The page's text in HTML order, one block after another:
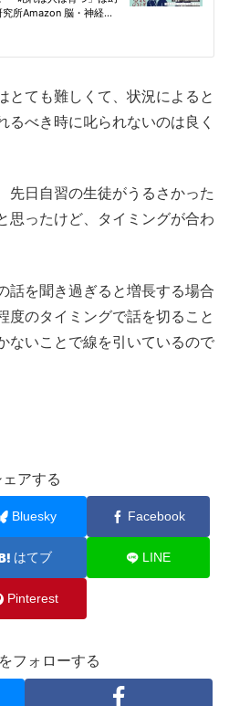
とても難しくて、状況によると
るべき時に叱られないのは良く
先日自習の生徒がうるさかった
思ったけど、タイミングが合わ
話を聞き過ぎると増長する場合
度のタイミングで話を切ること
ないことで線を引いているので
ェアする
Bluesky Facebook
はてブ LINE
Pinterest
フォローする